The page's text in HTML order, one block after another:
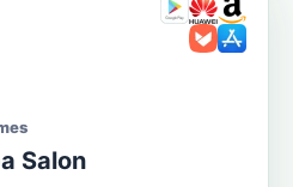
Salon